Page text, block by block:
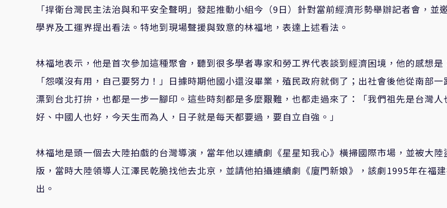
「捍衛台灣民主法治與和平安全聲明」發起推動小組今（9日）針對當前經濟形勢舉辦記者會，並
學界及工運界提出看法。特地到現場聲援與致意的林福地，表達上述看法。
林福地表示，他是首次參加這種聚會，聽到很多學者專家和勞工界代表談到經濟困境，他的感想是
「怨嘆沒有用，自己要努力！」日據時期他國小還沒畢業，殖民政府就倒了；出社會後他從南部一
漂到台北打拚，也都是一步一腳印。這些時刻都是多麼艱難，也都走過來了：「我們祖先是台灣人
好、中國人也好，今天生而為人，日子就是每天都要過，要自立自強。」
林福地是頭一個去大陸拍戲的台灣導演，當年他以連續劇《星星知我心》橫掃國際市場，並被大陸
版，當時大陸領導人江澤民乾脆找他去北京，並請他拍攝連續劇《廈門新娘》，該劇1995年在福
出。